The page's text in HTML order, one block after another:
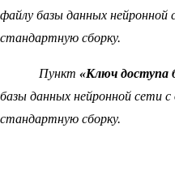
файлу базы данных нейронной
стандартную сборку.
Пункт «Ключ доступа
базы данных нейронной сети
стандартную сборку.